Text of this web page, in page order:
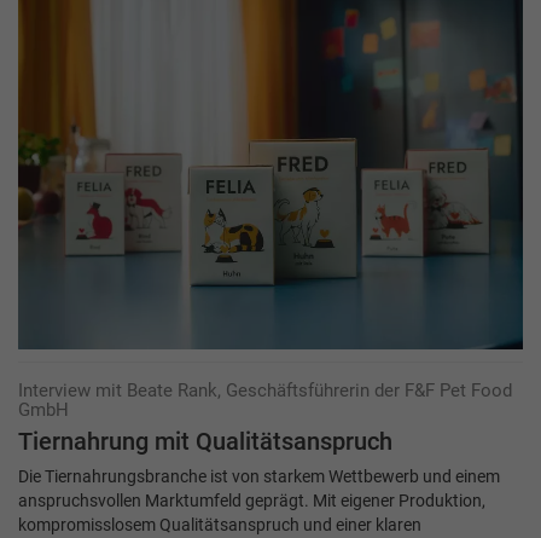
Interview mit Beate Rank, Geschäftsführerin der F&F Pet Food
GmbH
Tiernahrung mit Qualitätsanspruch
Die Tiernahrungsbranche ist von starkem Wettbewerb und einem
anspruchsvollen Markt­umfeld geprägt. Mit eigener Produktion,
kompromisslosem Qualitätsanspruch und einer klaren